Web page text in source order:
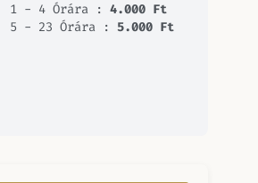
1 - 4 Órára : 4.000 Ft
5 - 23 Órára : 5.000 Ft